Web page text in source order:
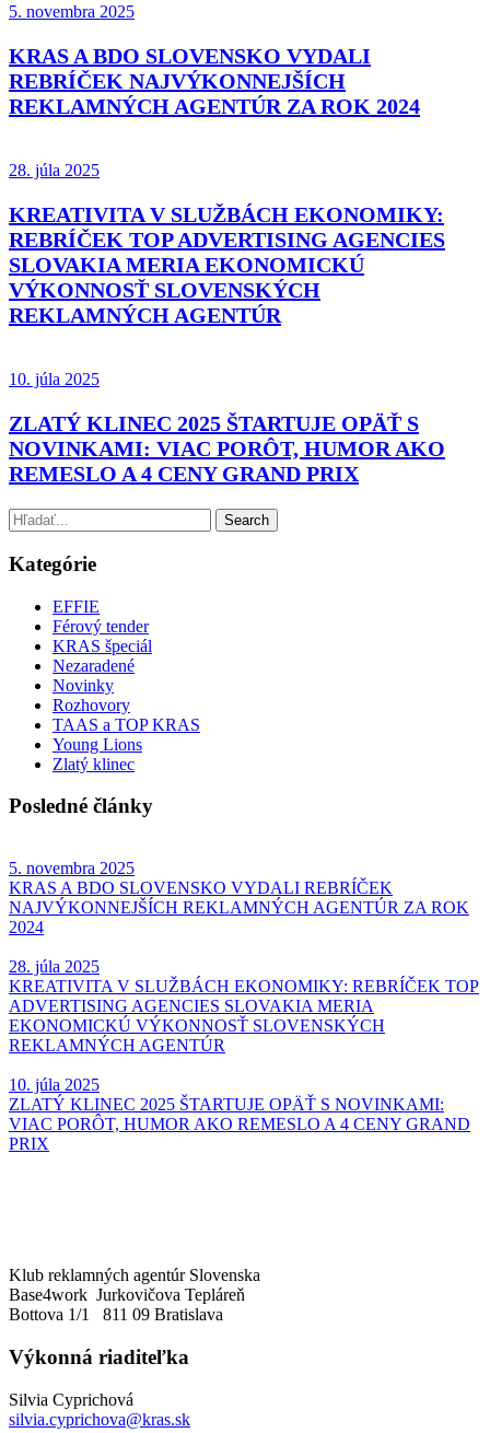
5. novembra 2025
KRAS A BDO SLOVENSKO VYDALI
REBRÍČEK NAJVÝKONNEJŠÍCH
REKLAMNÝCH AGENTÚR ZA ROK 2024
28. júla 2025
KREATIVITA V SLUŽBÁCH EKONOMIKY:
REBRÍČEK TOP ADVERTISING AGENCIES
SLOVAKIA MERIA EKONOMICKÚ
VÝKONNOSŤ SLOVENSKÝCH
REKLAMNÝCH AGENTÚR
10. júla 2025
ZLATÝ KLINEC 2025 ŠTARTUJE OPÄŤ S
NOVINKAMI: VIAC PORÔT, HUMOR AKO
REMESLO A 4 CENY GRAND PRIX
Kategórie
EFFIE
Férový tender
KRAS špeciál
Nezaradené
Novinky
Rozhovory
TAAS a TOP KRAS
Young Lions
Zlatý klinec
Posledné články
5. novembra 2025
KRAS A BDO SLOVENSKO VYDALI REBRÍČEK
NAJVÝKONNEJŠÍCH REKLAMNÝCH AGENTÚR ZA ROK
2024
28. júla 2025
KREATIVITA V SLUŽBÁCH EKONOMIKY: REBRÍČEK TOP
ADVERTISING AGENCIES SLOVAKIA MERIA
EKONOMICKÚ VÝKONNOSŤ SLOVENSKÝCH
REKLAMNÝCH AGENTÚR
10. júla 2025
ZLATÝ KLINEC 2025 ŠTARTUJE OPÄŤ S NOVINKAMI:
VIAC PORÔT, HUMOR AKO REMESLO A 4 CENY GRAND
PRIX
Klub reklamných agentúr Slovenska
Base4work Jurkovičova Tepláreň
Bottova 1/1 811 09 Bratislava
Výkonná riaditeľka
Silvia Cyprichová
silvia.cyprichova@kras.sk